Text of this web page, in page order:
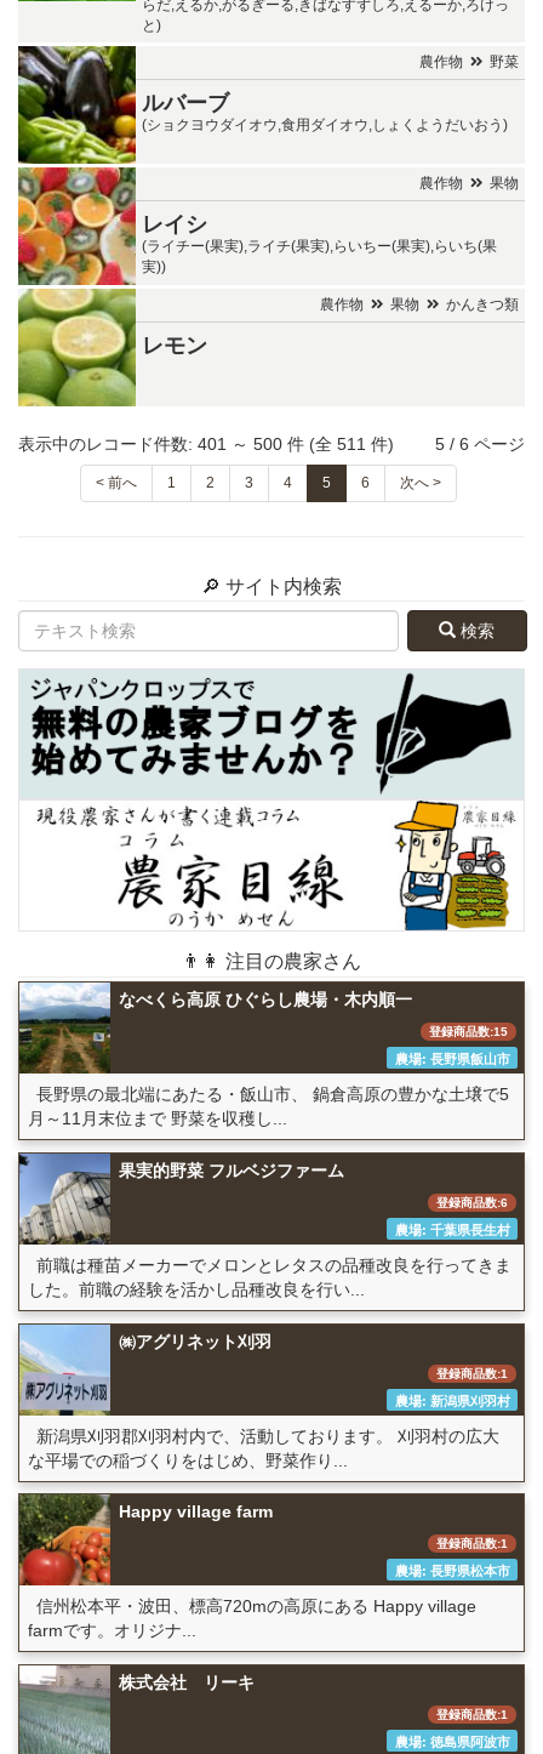
らだ,えるか,がるぎーる,きばなすずしろ,えるーか,ろけっ
と)
農作物 野菜
ルバーブ
(ショクヨウダイオウ,食用ダイオウ,しょくようだいおう)
農作物 果物
レイシ
(ライチー(果実),ライチ(果実),らいちー(果実),らいち(果
実))
農作物 果物 かんきつ類
レモン
表示中のレコード件数: 401 ～ 500 件 (全 511 件) 5 / 6 ページ
< 前へ 1 2 3 4 5 6 次へ >
🔎 サイト内検索
検索
👨👩 注目の農家さん
なべくら高原 ひぐらし農場・木内順一
登録商品数:15
農場: 長野県飯山市
長野県の最北端にあたる・飯山市、 鍋倉高原の豊かな土壌で5
月～11月末位まで 野菜を収穫し...
果実的野菜 フルベジファーム
登録商品数:6
農場: 千葉県長生村
前職は種苗メーカーでメロンとレタスの品種改良を行ってきま
した。前職の経験を活かし品種改良を行い...
㈱アグリネット刈羽
登録商品数:1
農場: 新潟県刈羽村
新潟県刈羽郡刈羽村内で、活動しております。 刈羽村の広大
な平場での稲づくりをはじめ、野菜作り...
Happy village farm
登録商品数:1
農場: 長野県松本市
信州松本平・波田、標高720mの高原にある Happy village
farmです。オリジナ...
株式会社 リーキ
登録商品数:1
農場: 徳島県阿波市